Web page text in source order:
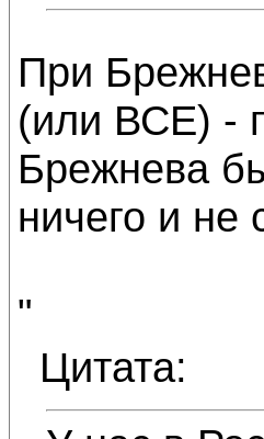
При
(или ВСЕ) -
Брежнева
ничего и не
"
Цитата: